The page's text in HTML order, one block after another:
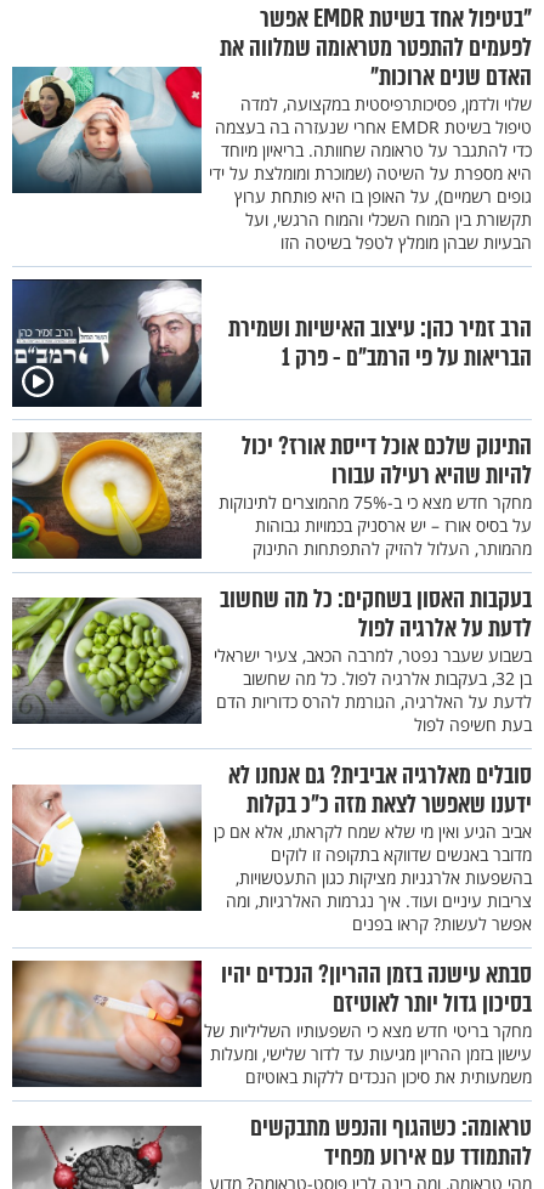
"בטיפול אחד בשיטת EMDR אפשר
לפעמים להתפטר מטראומה שמלווה את
האדם שנים ארוכות"
שלוי ולדמן, פסיכותרפיסטית במקצועה, למדה
טיפול בשיטת EMDR אחרי שנעזרה בה בעצמה
כדי להתגבר על טראומה שחוותה. בריאיון מיוחד
היא מספרת על השיטה (שמוכרת ומומלצת על ידי
גופים רשמיים), על האופן בו היא פותחת ערוץ
תקשורת בין המוח השכלי והמוח הרגשי, ועל
הבעיות שבהן מומלץ לטפל בשיטה הזו
הרב זמיר כהן: עיצוב האישיות ושמירת
הבריאות על פי הרמב"ם - פרק 1
התינוק שלכם אוכל דייסת אורז? יכול
להיות שהיא רעילה עבורו
מחקר חדש מצא כי ב-75% מהמוצרים לתינוקות
על בסיס אורז – יש ארסניק בכמויות גבוהות
מהמותר, העלול להזיק להתפתחות התינוק
בעקבות האסון בשחקים: כל מה שחשוב
לדעת על אלרגיה לפול
בשבוע שעבר נפטר, למרבה הכאב, צעיר ישראלי
בן 32, בעקבות אלרגיה לפול. כל מה שחשוב
לדעת על האלרגיה, הגורמת להרס כדוריות הדם
בעת חשיפה לפול
סובלים מאלרגיה אביבית? גם אנחנו לא
ידענו שאפשר לצאת מזה כ"כ בקלות
אביב הגיע ואין מי שלא שמח לקראתו, אלא אם כן
מדובר באנשים שדווקא בתקופה זו לוקים
בהשפעות אלרגניות מציקות כגון התעטשויות,
צריבות עיניים ועוד. איך נגרמות האלרגיות, ומה
אפשר לעשות? קראו בפנים
סבתא עישנה בזמן ההריון? הנכדים יהיו
בסיכון גדול יותר לאוטיזם
מחקר בריטי חדש מצא כי השפעותיו השליליות של
עישון בזמן ההריון מגיעות עד לדור שלישי, ומעלות
משמעותית את סיכון הנכדים ללקות באוטיזם
טראומה: כשהגוף והנפש מתבקשים
להתמודד עם אירוע מפחיד
מהי טראומה, ומה בינה לבין פוסט-טראומה? מדוע